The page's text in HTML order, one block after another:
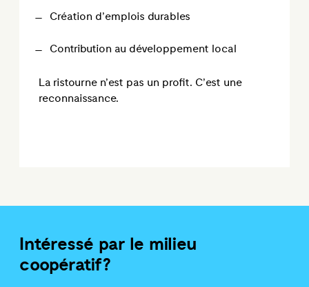
Création d’emplois durables
Contribution au développement local
La ristourne n’est pas un profit. C’est une
reconnaissance.
Intéressé par le milieu
coopératif?